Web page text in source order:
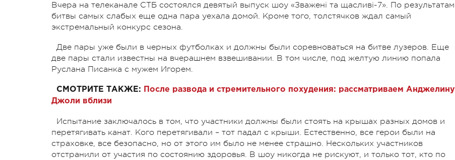
Вчера на телеканале СТБ состоялся девятый выпуск шоу «Зважені та щасливі-7». По результатам
битвы самых слабых еще одна пара уехала домой. Кроме того, толстячков ждал самый
экстремальный конкурс сезона.
Две пары уже были в черных футболках и должны были соревноваться на битве лузеров. Еще
две пары стали известны на вчерашнем взвешивании. В том числе, под желтую линию попала
Руслана Писанка с мужем Игорем.
СМОТРИТЕ ТАКЖЕ:
После развода и стремительного похудения: рассматриваем Анджелину
Джоли вблизи
Испытание заключалось в том, что участники должны были стоять на крышах разных домов и
перетягивать канат. Кого перетягивали – тот падал с крыши. Естественно, все герои были на
страховке, все безопасно, но от этого им было не менее страшно. Нескольких участников
отстранили от участия по состоянию здоровья. В шоу никогда не рискуют, и только тот, кто по